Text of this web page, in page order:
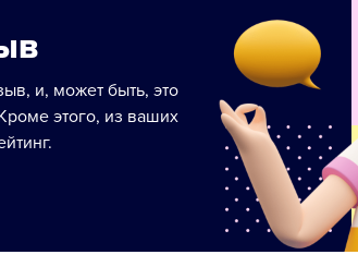
и, может быть, это
этого, из ваших